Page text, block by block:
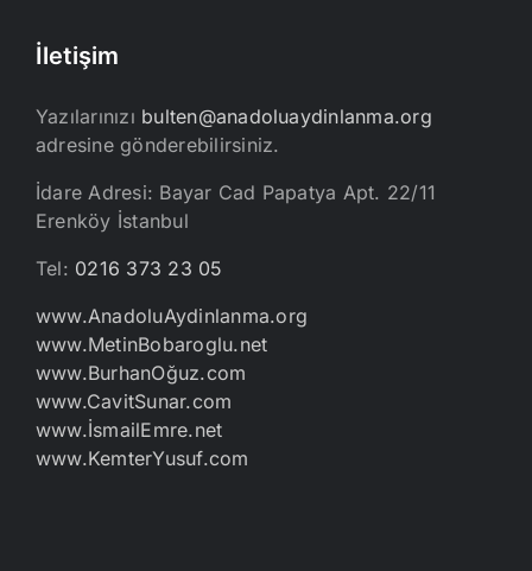
İletişim
Yazılarınızı bulten@anadoluaydinlanma.org
adresine gönderebilirsiniz.
İdare Adresi: Bayar Cad Papatya Apt. 22/11
Erenköy İstanbul
Tel: 0216 373 23 05
www.AnadoluAydinlanma.org
www.MetinBobaroglu.net
www.BurhanOğuz.com
www.CavitSunar.com
www.İsmailEmre.net
www.KemterYusuf.com